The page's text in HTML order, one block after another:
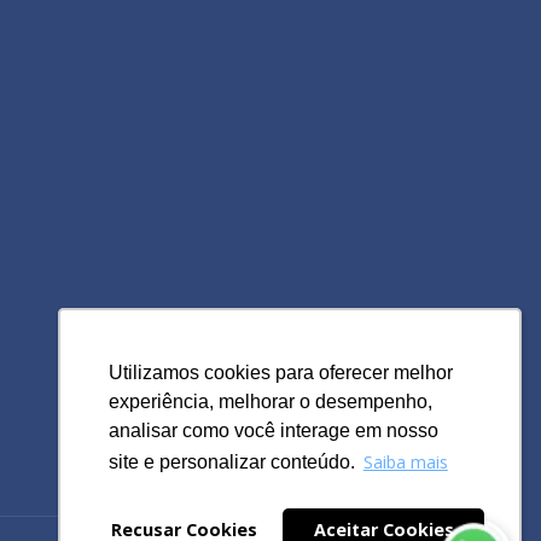
Utilizamos cookies para oferecer melhor
experiência, melhorar o desempenho,
analisar como você interage em nosso
site e personalizar conteúdo. Saiba mais
Recusar Cookies Aceitar Cookies
Utilizamos cookies para oferecer melhor
experiência, melhorar o desempenho,
analisar como você interage em nosso
site e personalizar conteúdo. Saiba mais
Recusar Cookies Aceitar Cookies